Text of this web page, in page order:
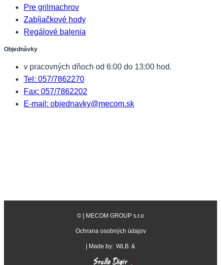
Pre grilmachrov
Zabíjačkové hody
Regálové balenia
Objednávky
v pracovných dňoch od 6:00 do 13:00 hod.
Tel: 057/7862270
Fax: 057/7862202
E-mail: objednavky@mecom.sk
© | MECOM GROUP s.r.o
Ochrana osobných údajov
| Made by: WLB &